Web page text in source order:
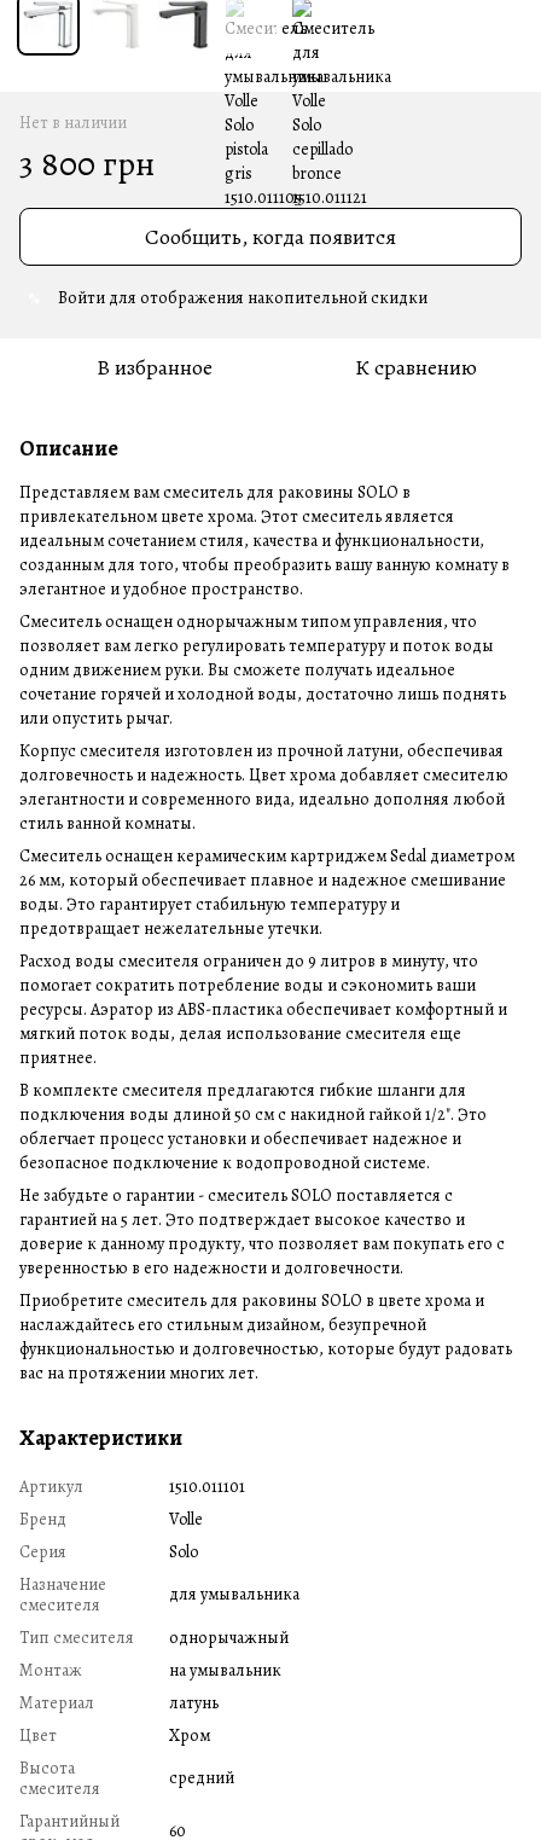
Нет в наличии
3 800 грн
Сообщить, когда появится
Войти для отображения накопительной скидки
В избранное К сравнению
Описание
Представляем вам смеситель для раковины SOLO в
привлекательном цвете хрома. Этот смеситель является
идеальным сочетанием стиля, качества и функциональности,
созданным для того, чтобы преобразить вашу ванную комнату в
элегантное и удобное пространство.
Смеситель оснащен однорычажным типом управления, что
позволяет вам легко регулировать температуру и поток воды
одним движением руки. Вы сможете получать идеальное
сочетание горячей и холодной воды, достаточно лишь поднять
или опустить рычаг.
Корпус смесителя изготовлен из прочной латуни, обеспечивая
долговечность и надежность. Цвет хрома добавляет смесителю
элегантности и современного вида, идеально дополняя любой
стиль ванной комнаты.
Смеситель оснащен керамическим картриджем Sedal диаметром
26 мм, который обеспечивает плавное и надежное смешивание
воды. Это гарантирует стабильную температуру и
предотвращает нежелательные утечки.
Расход воды смесителя ограничен до 9 литров в минуту, что
помогает сократить потребление воды и сэкономить ваши
ресурсы. Аэратор из ABS-пластика обеспечивает комфортный и
мягкий поток воды, делая использование смесителя еще
приятнее.
В комплекте смесителя предлагаются гибкие шланги для
подключения воды длиной 50 см с накидной гайкой 1/2". Это
облегчает процесс установки и обеспечивает надежное и
безопасное подключение к водопроводной системе.
Не забудьте о гарантии - смеситель SOLO поставляется с
гарантией на 5 лет. Это подтверждает высокое качество и
доверие к данному продукту, что позволяет вам покупать его с
уверенностью в его надежности и долговечности.
Приобретите смеситель для раковины SOLO в цвете хрома и
наслаждайтесь его стильным дизайном, безупречной
функциональностью и долговечностью, которые будут радовать
вас на протяжении многих лет.
Характеристики
Артикул
1510.011101
Бренд
Volle
Серия
Solo
Назначение
смесителя
для умывальника
Тип смесителя
однорычажный
Монтаж
на умывальник
Материал
латунь
Цвет
Хром
Высота
смесителя
средний
Гарантийный
60